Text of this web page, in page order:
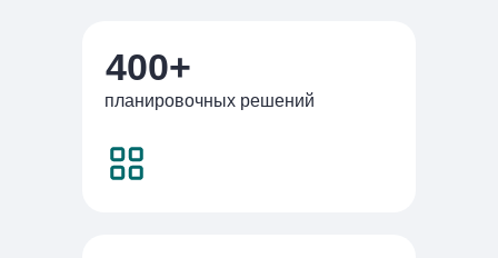
400+
планировочных решений